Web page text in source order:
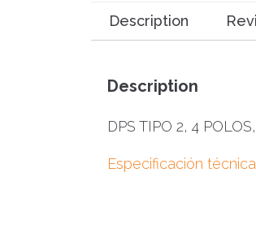
Description
Description
DPS TIPO 2, 4
Especificación